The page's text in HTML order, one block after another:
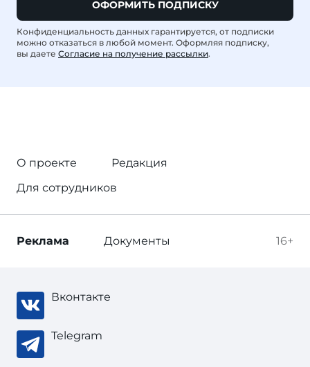
ОФОРМИТЬ ПОДПИСКУ
Конфиденциальность данных гарантируется, от подписки
можно отказаться в любой момент. Оформляя подписку,
вы даете Согласие на получение рассылки.
О проекте
Редакция
Для сотрудников
16+
Реклама Документы
Вконтакте
Telegram